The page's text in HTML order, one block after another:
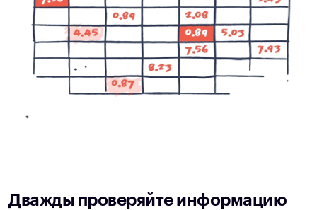
Дважды проверяйте информацию